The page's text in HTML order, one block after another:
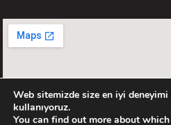
Web sitemizde size en iyi
kullanıyoruz.
You can find out more about